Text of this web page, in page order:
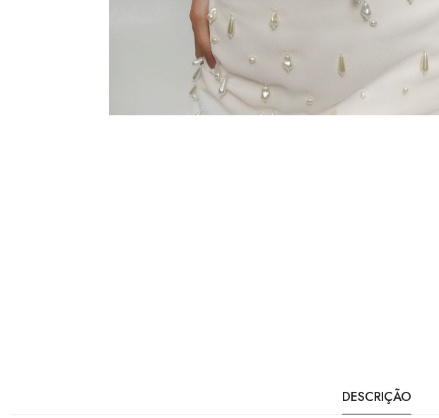
DESCRIÇÃO